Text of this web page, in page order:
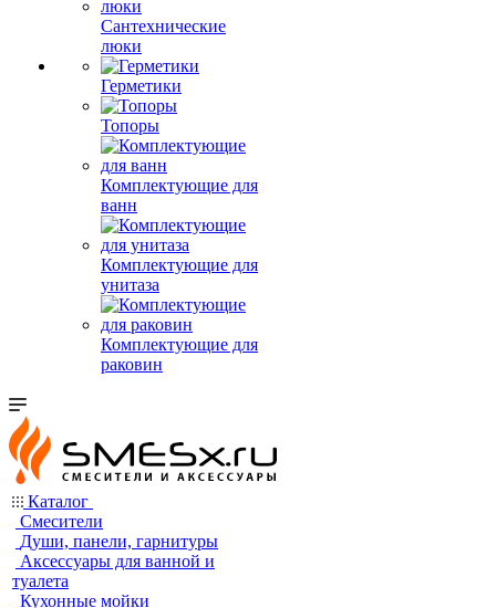
Сантехнические
люки
Герметики
Топоры
Комплектующие для
ванн
Комплектующие для
унитаза
Комплектующие для
раковин
Каталог
Смесители
Души, панели, гарнитуры
Аксессуары для ванной и
туалета
Кухонные мойки